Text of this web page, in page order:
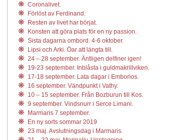
Coronalivet.
Förlöst av Ferdinand.
Resten av livet har börjat.
Konsten att göra plats för en ny passion.
Sista dagarna ombord. 4-6 oktober.
Lipsi och Arki. Öar att längta till.
24 – 28 september. Äntligen delfiner igen!
19-23 september. Inblåsta i guldmakrillviken.
17-18 september. Lata dagar i Emborios.
16 september. Vändpunkt i Vathy.
10 – 15 september. Från Bozburun till Kos.
9 september. Vindsnurr i Serce Limani.
Marmaris 7 september.
En ny sorts sommar 2019
23 maj. Avslutningsdag i Marmaris.